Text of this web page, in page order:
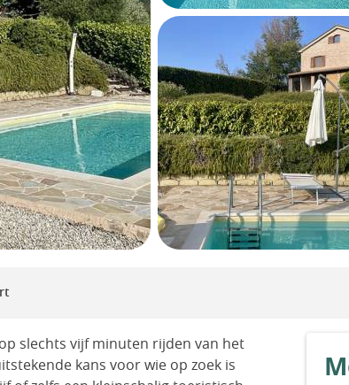
slechts vijf minuten rijden van het
kans voor wie op zoek is